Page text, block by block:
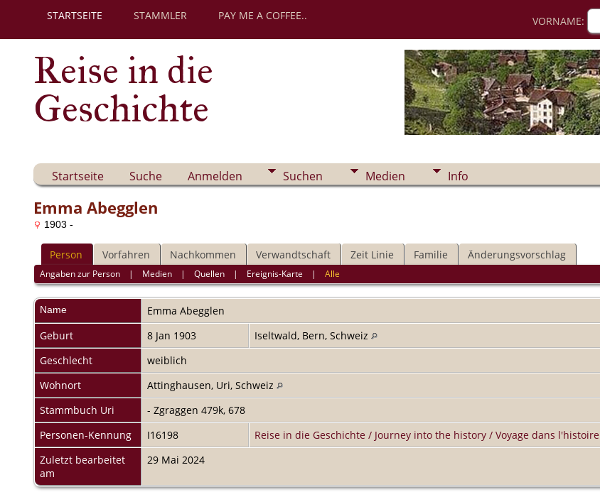
STARTSEITE STAMMLER PAY ME A COFFEE.. VORNAME:
Reise in die
Geschichte
Startseite Suche Anmelden Suchen Medien Info
Emma Abegglen
1903 -
Person Vorfahren Nachkommen Verwandtschaft Zeit Linie Familie Änderungsvorschlag
Angaben zur Person | Medien |Quellen | Ereignis-Karte |Alle
Name Emma Abegglen
Geburt
8 Jan 1903
Iseltwald, Bern, Schweiz
Geschlecht
weiblich
Wohnort
Attinghausen, Uri, Schweiz
Stammbuch Uri
- Zgraggen 479k, 678
Personen-Kennung
I16198
Reise in die Geschichte / Journey into the history / Voyage dans l'histoire
Zuletzt bearbeitet
am
29 Mai 2024